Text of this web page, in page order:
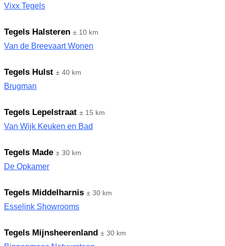
Vixx Tegels
Tegels Halsteren ± 10 km
Van de Breevaart Wonen
Tegels Hulst ± 40 km
Brugman
Tegels Lepelstraat ± 15 km
Van Wijk Keuken en Bad
Tegels Made ± 30 km
De Opkamer
Tegels Middelharnis ± 30 km
Esselink Showrooms
Tegels Mijnsheerenland ± 30 km